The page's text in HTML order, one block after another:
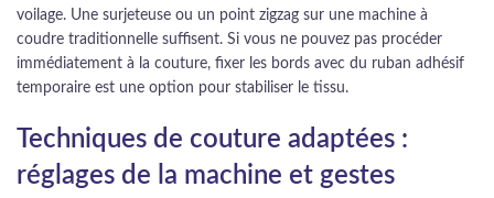
voilage. Une surjeteuse ou un point zigzag sur une machine à
coudre traditionnelle suffisent. Si vous ne pouvez pas procéder
immédiatement à la couture, fixer les bords avec du ruban adhésif
temporaire est une option pour stabiliser le tissu.
Techniques de couture adaptées :
réglages de la machine et gestes